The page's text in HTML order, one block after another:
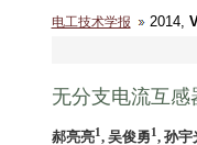
电工技术学报 2014,
无分支电流互
郝亮亮1, 吴俊勇1, 孙宇